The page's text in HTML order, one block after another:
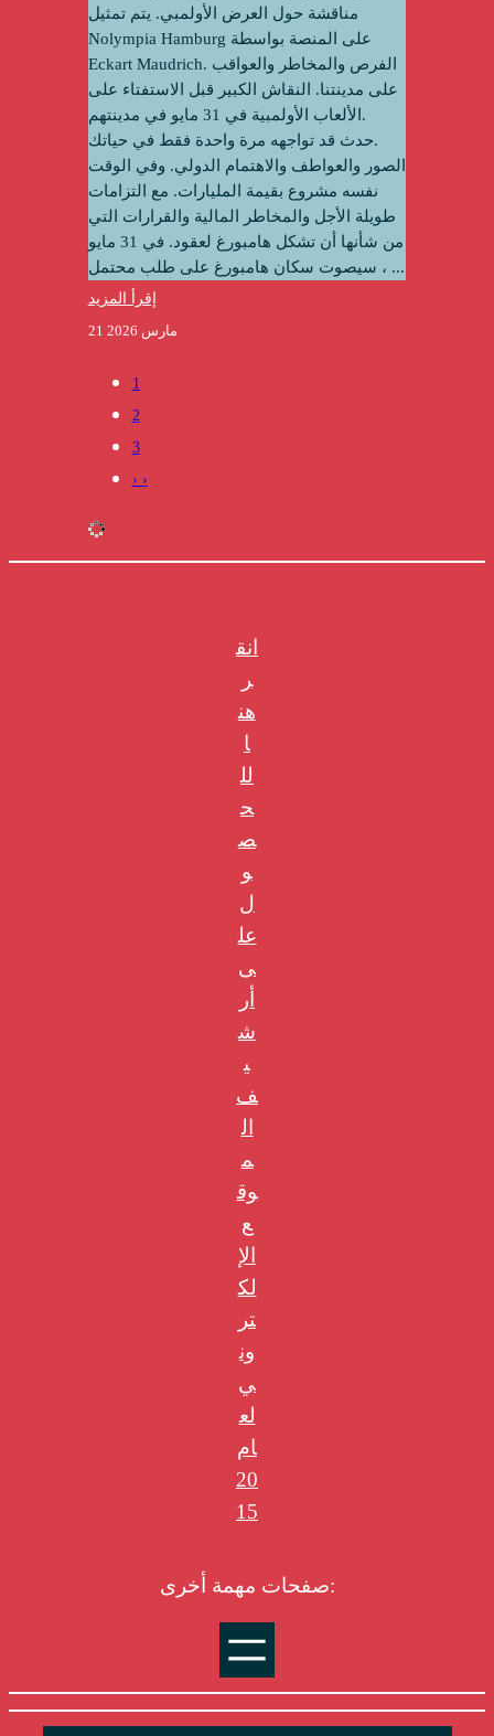
مناقشة حول العرض الأولمبي. يتم تمثيل
Nolympia Hamburg على المنصة بواسطة
Eckart Maudrich. الفرص والمخاطر والعواقب
على مدينتنا. النقاش الكبير قبل الاستفتاء على
الألعاب الأولمبية في 31 مايو في مدينتهم.
حدث قد تواجهه مرة واحدة فقط في حياتك.
الصور والعواطف والاهتمام الدولي. وفي الوقت
نفسه مشروع بقيمة المليارات. مع التزامات
طويلة الأجل والمخاطر المالية والقرارات التي
من شأنها أن تشكل هامبورغ لعقود. في 31 مايو
، سيصوت سكان هامبورغ على طلب محتمل ...
إقرأ المزيد
21 مارس 2026
1
2
3
› ›
انق
ر
هن
ا
لل
ح
ص
و
ل
عل
ى
أر
ش
ي
ف
ال
م
وق
ع
الإ
لك
تر
ون
ي
لع
ام
20
15
صفحات مهمة أخرى: